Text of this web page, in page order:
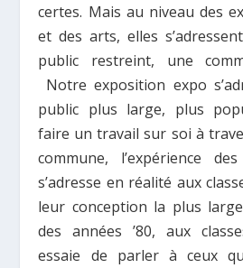
certes. Mais au niveau des
et des arts, elles
public restreint, une
Notre exposition expo
public plus large, plus
faire un travail sur soi à
commune, l’expérience
s’adresse en réalité aux
leur conception la plus
des années ’80, aux
essaie de parler à ceux